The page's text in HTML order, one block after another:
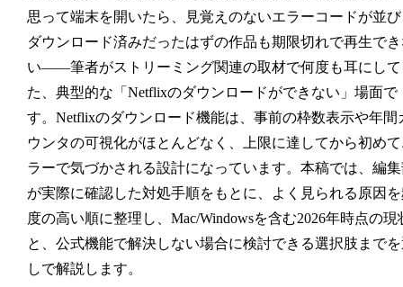
思って端末を開いたら、見覚えのないエラーコードが並
ダウンロード済みだったはずの作品も期限切れで再生で
い——筆者がストリーミング関連の取材で何度も耳にして
た、典型的な「Netflixのダウンロードができない」場面で
す。Netflixのダウンロード機能は、事前の枠数表示や年間
ウンタの可視化がほとんどなく、上限に達してから初め
ラーで気づかされる設計になっています。本稿では、編
が実際に確認した対処手順をもとに、よく見られる原因
度の高い順に整理し、Mac/Windowsを含む2026年時点の現
と、公式機能で解決しない場合に検討できる選択肢まで
しで解説します。